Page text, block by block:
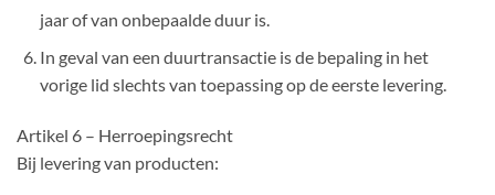
jaar of van onbepaalde duur is.
In geval van een duurtransactie is de bepaling in het
vorige lid slechts van toepassing op de eerste levering.
Artikel 6 – Herroepingsrecht
Bij levering van producten: